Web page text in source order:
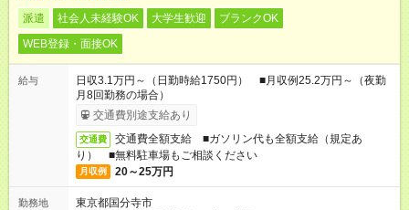
派遣 社会人未経験OK 大学生歓迎
ブランクOK
WEB登録・面接OK
給与
日収3.1万円～（日勤時給1750円） ■月収例25.2万円～（夜勤
月8回勤務の場合）
交通費別途支給あり
交通費
交通費全額支給 ■ガソリン代も全額支給（規定あ
り） ■無料駐車場もご相談ください
月収例 20～25万円
勤務地
東京都国分寺市